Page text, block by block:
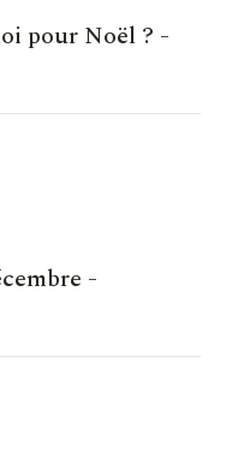
pour Noël ? -
-